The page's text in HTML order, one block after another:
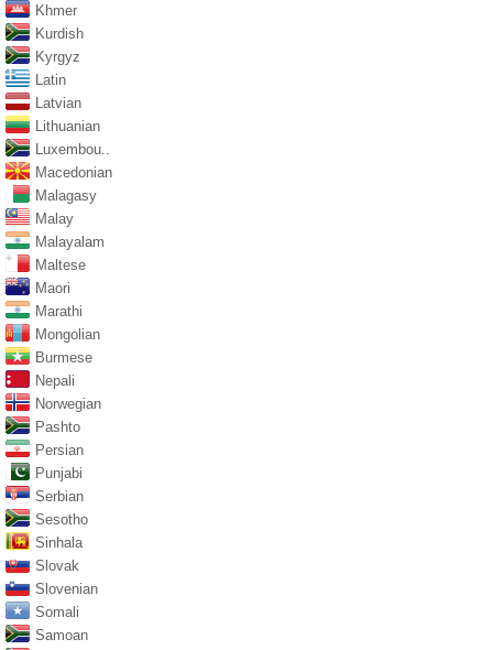
Khmer
Kurdish
Kyrgyz
Latin
Latvian
Lithuanian
Luxembou..
Macedonian
Malagasy
Malay
Malayalam
Maltese
Maori
Marathi
Mongolian
Burmese
Nepali
Norwegian
Pashto
Persian
Punjabi
Serbian
Sesotho
Sinhala
Slovak
Slovenian
Somali
Samoan